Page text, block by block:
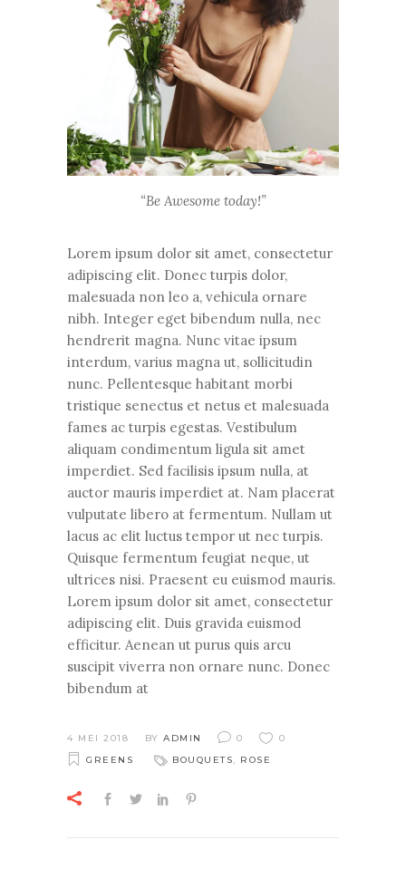
“Be Awesome today!”
Lorem ipsum dolor sit amet, consectetur
adipiscing elit. Donec turpis dolor,
malesuada non leo a, vehicula ornare
nibh. Integer eget bibendum nulla, nec
hendrerit magna. Nunc vitae ipsum
interdum, varius magna ut, sollicitudin
nunc. Pellentesque habitant morbi
tristique senectus et netus et malesuada
fames ac turpis egestas. Vestibulum
aliquam condimentum ligula sit amet
imperdiet. Sed facilisis ipsum nulla, at
auctor mauris imperdiet at. Nam placerat
vulputate libero at fermentum. Nullam ut
lacus ac elit luctus tempor ut nec turpis.
Quisque fermentum feugiat neque, ut
ultrices nisi. Praesent eu euismod mauris.
Lorem ipsum dolor sit amet, consectetur
adipiscing elit. Duis gravida euismod
efficitur. Aenean ut purus quis arcu
suscipit viverra non ornare nunc. Donec
bibendum at
4 MEI 2018 BY ADMIN 0
0
GREENS
BOUQUETS, ROSE